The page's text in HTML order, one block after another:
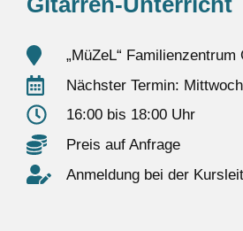
„MüZeL“ Familienzentrum
Nächster Termin:
16:00 bis 18:00 Uhr
Preis auf Anfrage
Anmeldung bei der